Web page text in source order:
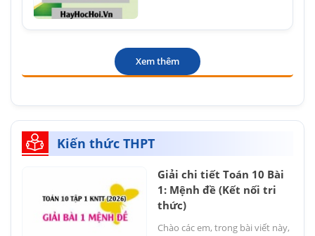
Xem thêm
Kiến thức THPT
Giải chi tiết Toán 10 Bài
1: Mệnh đề (Kết nối tri
thức)
Chào các em, trong bài viết này,